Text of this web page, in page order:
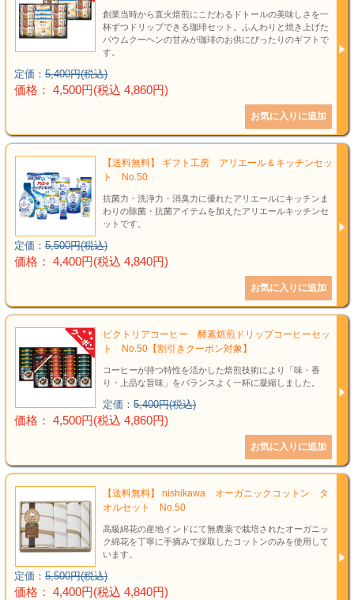
創業当時から直火焙煎にこだわるドトールの美味しさを一
杯ずつドリップできる珈琲セット。ふんわりと焼き上げた
バウムクーヘンの甘みが珈琲のお供にぴったりのギフトで
す。
定価： 5,400円(税込)
価格： 4,500円(税込 4,860円)
【送料無料】 ギフト工房 アリエール＆キッチンセッ
ト No.50
抗菌力・洗浄力・消臭力に優れたアリエールにキッチンま
わりの除菌・抗菌アイテムを加えたアリエールキッチンセ
ットです。
定価： 5,500円(税込)
価格： 4,400円(税込 4,840円)
ビクトリアコーヒー 酵素焙煎ドリップコーヒーセッ
ト No.50【割引きクーポン対象】
コーヒーが持つ特性を活かした焙煎技術により「味・香
り・上品な旨味」をバランスよく一杯に凝縮しました。
定価： 5,400円(税込)
価格： 4,500円(税込 4,860円)
【送料無料】 nishikawa オーガニックコットン タ
オルセット No.50
高級綿花の産地インドにて無農薬で栽培されたオーガニッ
ク綿花を丁寧に手摘みで採取したコットンのみを使用して
います。
定価： 5,500円(税込)
価格： 4,400円(税込 4,840円)